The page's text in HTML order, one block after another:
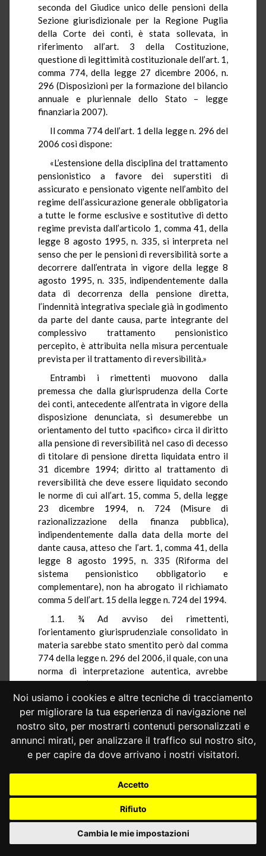
Noi usiamo i cookies e altre tecniche di tracciamento
per migliorare la tua esperienza di navigazione nel
nostro sito, per mostrarti contenuti personalizzati e
annunci mirati, per analizzare il traffico sul nostro sito,
e per capire da dove arrivano i nostri visitatori.
Accetto
Rifiuto
Cambia le mie impostazioni
seconda del Giudice unico delle pensioni della
Sezione giurisdizionale per la Regione Puglia
della Corte dei conti, è stata sollevata, in
riferimento all’art. 3 della Costituzione,
questione di legittimità costituzionale dell’art. 1,
comma 774, della legge 27 dicembre 2006, n.
296 (Disposizioni per la formazione del bilancio
annuale e pluriennale dello Stato – legge
finanziaria 2007).
Il comma 774 dell’art. 1 della legge n. 296 del
2006 così dispone:
«L’estensione della disciplina del trattamento
pensionistico a favore dei superstiti di
assicurato e pensionato vigente nell’ambito del
regime dell’assicurazione generale obbligatoria
a tutte le forme esclusive e sostitutive di detto
regime prevista dall’articolo 1, comma 41, della
legge 8 agosto 1995, n. 335, si interpreta nel
senso che per le pensioni di reversibilità sorte a
decorrere dall’entrata in vigore della legge 8
agosto 1995, n. 335, indipendentemente dalla
data di decorrenza della pensione diretta,
l’indennità integrativa speciale già in godimento
da parte del dante causa, parte integrante del
complessivo trattamento pensionistico
percepito, è attribuita nella misura percentuale
prevista per il trattamento di reversibilità.»
Entrambi i rimettenti muovono dalla
premessa che dalla giurisprudenza della Corte
dei conti, antecedente all’entrata in vigore della
disposizione denunciata, si desumerebbe un
orientamento del tutto «pacifico» circa il diritto
alla pensione di reversibilità nel caso di decesso
di titolare di pensione diretta liquidata entro il
31 dicembre 1994; diritto al trattamento di
reversibilità che deve essere liquidato secondo
le norme di cui all’art. 15, comma 5, della legge
23 dicembre 1994, n. 724 (Misure di
razionalizzazione della finanza pubblica),
indipendentemente dalla data della morte del
dante causa, atteso che l’art. 1, comma 41, della
legge 8 agosto 1995, n. 335 (Riforma del
sistema pensionistico obbligatorio e
complementare), non ha abrogato il richiamato
comma 5 dell’art. 15 della legge n. 724 del 1994.
1.1. ¾ Ad avviso dei rimettenti,
l’orientamento giurisprudenziale consolidato in
materia sarebbe stato smentito però dal comma
774 della legge n. 296 del 2006, il quale, con una
norma di interpretazione autentica, avrebbe
imposto «un’esegesi diametralmente opposta a
quella sin qui praticata da questa Corte e
l’applicazione di tale norma interpretativa
condurrebbe, come conseguenza, al rigetto del
ricorso».
Sennonché, il comma 774 denunciato si
Per la Sezione giurisdizionale della Regione
Siciliana (r.o. n. 387 del 2007), la norma
censurata violerebbe l’art. 3 della Costituzione,
«inequivoca irrazionalità», ha utilizzato